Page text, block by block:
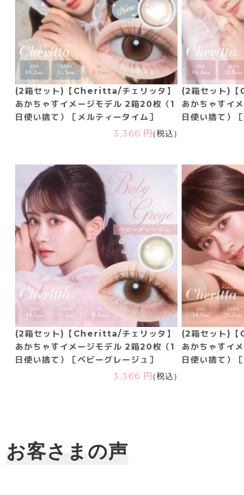
(2箱セット)【Cheritta/チェリッタ】
あかちゃすイメージモデル 2箱20枚（1
日使い捨て）［メルティータイム］
3,366 円 (税込)
(2箱セット)
あかちゃすイ
日使い捨て）
(2箱セット)【Cheritta/チェリッタ】
あかちゃすイメージモデル 2箱20枚（1
日使い捨て）［ベビーグレージュ］
3,366 円 (税込)
(2箱セット)
あかちゃすイ
日使い捨て）
お客さまの声